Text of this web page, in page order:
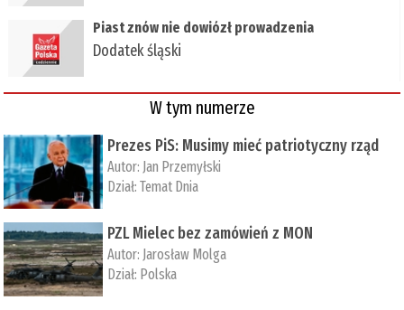
Piast znów nie dowiózł prowadzenia
Dodatek śląski
W tym numerze
Prezes PiS: Musimy mieć patriotyczny rząd
Autor: Jan Przemyłski
Dział:Temat Dnia
PZL Mielec bez zamówień z MON
Autor: Jarosław Molga
Dział: Polska